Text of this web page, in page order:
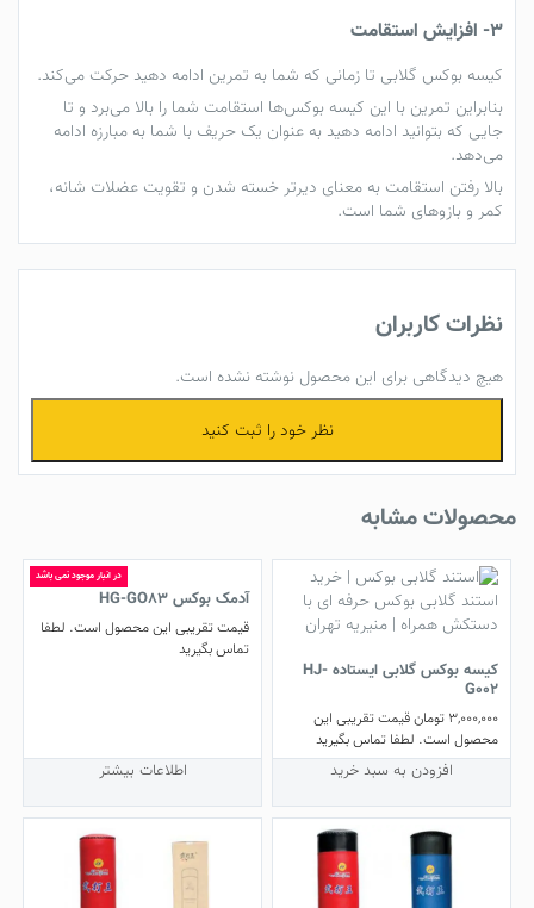
3- افزایش استقامت
کیسه بوکس گلابی تا زمانی که شما به تمرین ادامه دهید حرکت می‌کند.
بنابراین تمرین با این کیسه بوکس‌ها استقامت شما را بالا می‌برد و تا
جایی که بتوانید ادامه دهید به عنوان یک حریف با شما به مبارزه ادامه
می‌دهد.
بالا رفتن استقامت به معنای دیرتر خسته شدن و تقویت عضلات شانه،
کمر و بازوهای شما است.
نظرات کاربران
هیچ دیدگاهی برای این محصول نوشته نشده است.
نظر خود را ثبت کنید
محصولات مشابه
کیسه بوکس گلابی ایستاده HJ-
G002
3,000,000 تومانقیمت تقریبی این
محصول است. لطفا تماس بگیرید
افزودن به سبد خرید
در انبار موجود نمی باشد
آدمک بوکس HG-GO83
قیمت تقریبی این محصول است. لطفا
تماس بگیرید
اطلاعات بیشتر